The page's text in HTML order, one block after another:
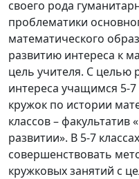
своего рода
проблематики
математического
развитию интереса к
цель учителя. С целью
интереса учащимся 5-
кружок по истории
классов –
развитии». В 5-7
совершенствовать
кружковых занятий с